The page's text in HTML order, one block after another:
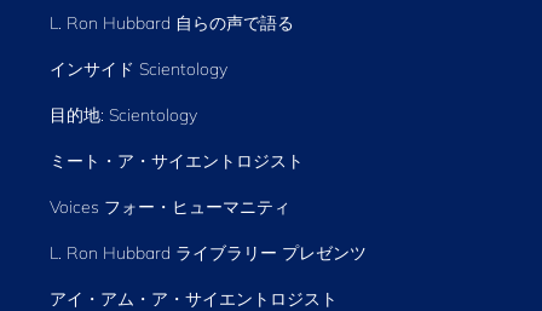
L. Ron Hubbard 自らの声で語る
インサイド Scientology
目的地: Scientology
ミート・ア・サイエントロジスト
Voices フォー・ヒューマニティ
L. Ron Hubbard ライブラリー プレゼンツ
アイ・アム・ア・サイエントロジスト